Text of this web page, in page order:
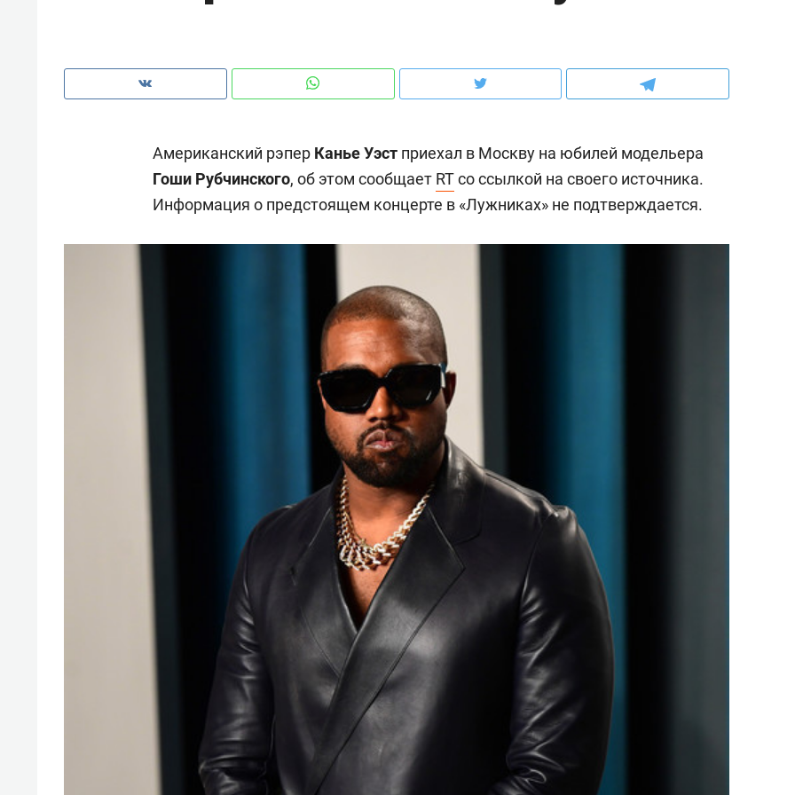
Американский рэпер Канье Уэст приехал в Москву на юбилей модельера
Гоши Рубчинского, об этом сообщает RTсо ссылкой на своего источника.
Информация о предстоящем концерте в «Лужниках» не подтверждается.
Рекомендуем
Психотерапевт «Фороса»:
«Директорский невроз» –
когда человек не считает
свою сверхнагрузку
стрессом»